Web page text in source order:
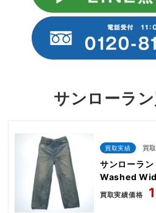
サンローラ
買取実績 買
サンローラ
Washed
買取実績価格